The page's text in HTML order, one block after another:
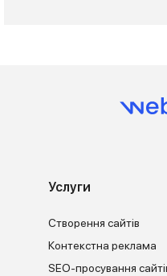
Услуги
Створення сайтів
Контекстна реклама
SEO-просування